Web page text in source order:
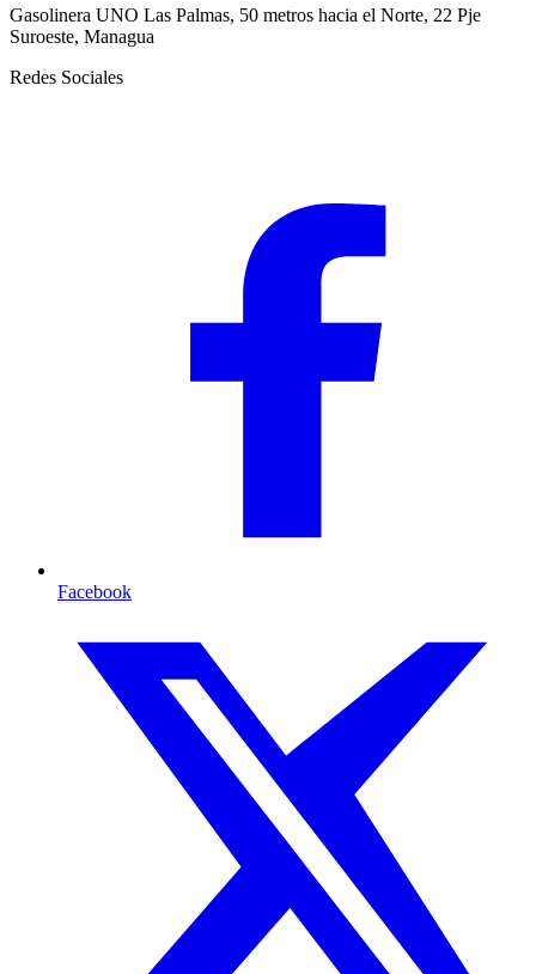
Gasolinera UNO Las Palmas, 50 metros hacia el Norte, 22 Pje
Suroeste, Managua
Redes Sociales
Facebook